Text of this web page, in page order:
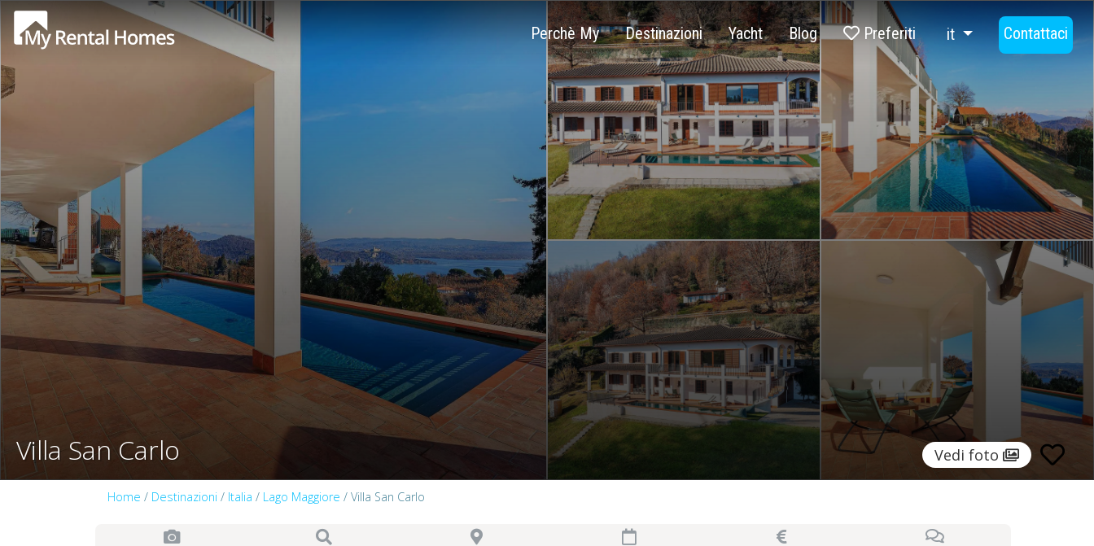
Perchè My Destinazioni Yacht Blog Preferiti it Contattaci
Villa San Carlo Vedi foto
Home / Destinazioni / Italia / Lago Maggiore / Villa San Carlo